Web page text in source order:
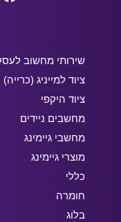
שירותי מחשוב
ציוד למייניג (כרייה)
ציוד היקפי
מחשבים ניידים
מחשבי גיימינג
מוצרי גיימינג
כללי
חומרה
בלוג